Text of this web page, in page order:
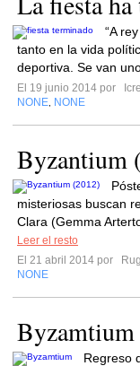
“A
tanto en la vida
deportiva. Se van
El 19 junio 2014 por
NONE NONE
Byzantium
misteriosas buscan
Clara (Gemma
Leer el resto
El 21 abril 2014 por
NONE
Byzamtium
Regreso